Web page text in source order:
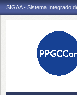
SIGAA - Sistema Integrado